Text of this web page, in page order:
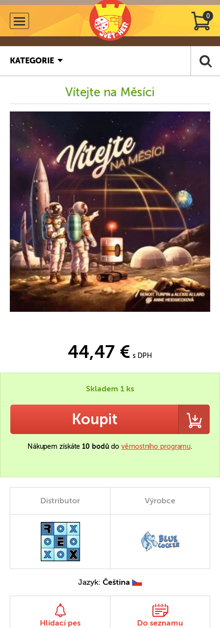
0
KATEGORIE
Vítejte na Měsíci
44,47 € s DPH
Skladem 1 ks
Koupit
Nákupem získáte10 bodů dověrnostního programu.
Distributor Výrobce
Jazyk: Čeština
Hlídací pes Do seznamu